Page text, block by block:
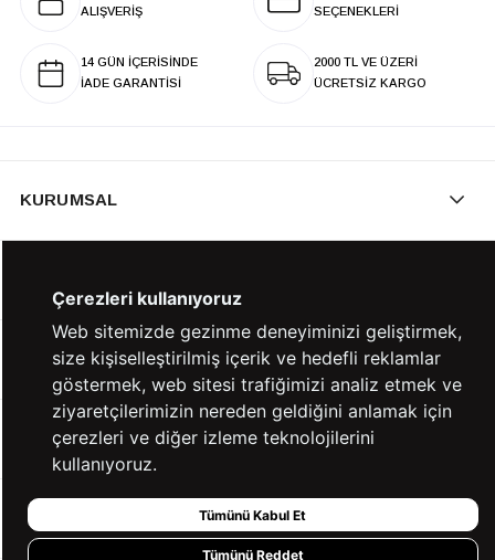
ALIŞVERİŞ
SEÇENEKLERİ
14 GÜN İÇERİSİNDE
İADE GARANTİSİ
2000 TL VE ÜZERİ
ÜCRETSİZ KARGO
KURUMSAL
YARDIM
BİZE ULAŞIN
HIZLI ERİŞİM
Çerezleri kullanıyoruz
Web sitemizde gezinme deneyiminizi geliştirmek,
size kişiselleştirilmiş içerik ve hedefli reklamlar
göstermek, web sitesi trafiğimizi analiz etmek ve
ziyaretçilerimizin nereden geldiğini anlamak için
çerezleri ve diğer izleme teknolojilerini
kullanıyoruz.
Tümünü Kabul Et
Tümünü Reddet